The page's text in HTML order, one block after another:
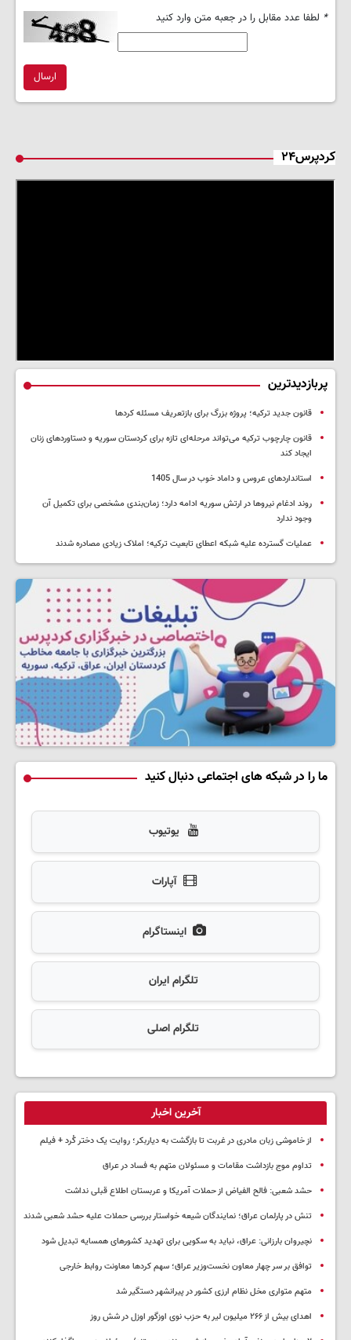
* لطفا عدد مقابل را در جعبه متن وارد کنید
ارسال
کردپرس۲۴
پربازدیدترین
قانون جدید ترکیه؛ پروژه بزرگ‌ برای بازتعریف مسئله کردها
قانون چارچوب ترکیه می‌تواند مرحله‌ای تازه برای کردستان سوریه و دستاوردهای زنان
ایجاد کند
استانداردهای عروس و داماد خوب در سال 1405
روند ادغام نیروها در ارتش سوریه ادامه دارد؛ زمان‌بندی مشخصی برای تکمیل آن
وجود ندارد
عملیات گسترده علیه شبکه اعطای تابعیت ترکیه؛ املاک زیادی مصادره شدند
ما را در شبکه های اجتماعی دنبال کنید
یوتیوب
آپارات
اینستاگرام
تلگرام ایران
تلگرام اصلی
آخرین اخبار
از خاموشی زبان مادری در غربت تا بازگشت به دیاربکر؛ روایت یک دختر کُرد + فیلم
تداوم موج بازداشت مقامات و مسئولان متهم به فساد در عراق
حشد شعبی: فالح الفیاض از حملات آمریکا و عربستان اطلاع قبلی نداشت
تنش در پارلمان عراق؛ نمایندگان شیعه خواستار بررسی حملات علیه حشد شعبی شدند
نچیروان بارزانی: عراق، نباید به سکویی برای تهدید کشورهای همسایه تبدیل شود
توافق بر سر چهار معاون نخست‌وزیر عراق؛ سهم کردها معاونت روابط خارجی
متهم متواری مخل نظام ارزی کشور در پیرانشهر دستگیر شد
اهدای بیش از ۲۶۶ میلیون لیر به حزب نوی اوزگور اوزل در شش روز